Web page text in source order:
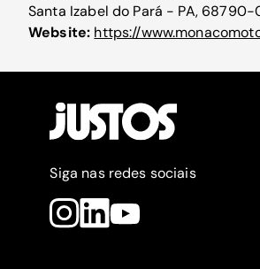
Santa Izabel do Pará - PA,
Website: https://
Siga nas redes sociais